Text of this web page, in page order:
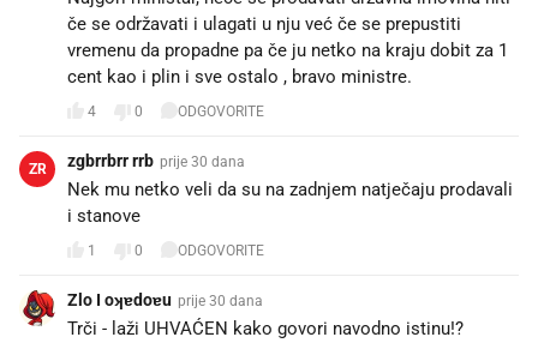
če se održavati i ulagati u nju već če se prepustiti
vremenu da propadne pa če ju netko na kraju dobit za 1
cent kao i plin i sve ostalo , bravo ministre.
4 0 ODGOVORITE
ZR zgbrrbrr rrb prije 30 dana
Nek mu netko veli da su na zadnjem natječaju prodavali
i stanove 😉
1 0 ODGOVORITE
Zlo I oʞɐdoɐu prije 30 dana
Trči - laži UHVAĆEN kako govori navodno istinu!? 🏃🏼‍➡️